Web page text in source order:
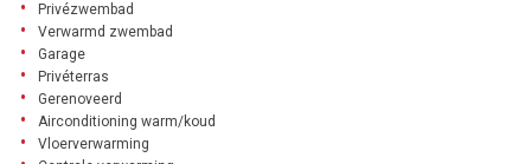
Privézwembad
Verwarmd zwembad
Garage
Privéterras
Gerenoveerd
Airconditioning warm/koud
Vloerverwarming